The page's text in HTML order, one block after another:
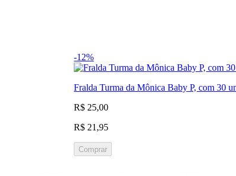
-12%
Fralda Turma da Mônica Baby P, com 30
R$ 25,00
R$ 21,95
Comprar